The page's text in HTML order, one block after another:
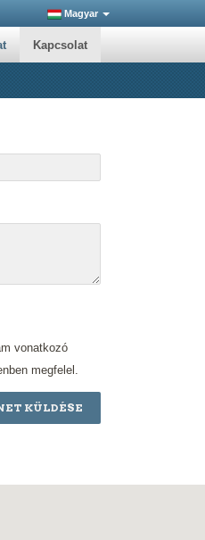
Magyar
Kapcsolat
vonatkozó
megfelel.
KÜLDÉSE